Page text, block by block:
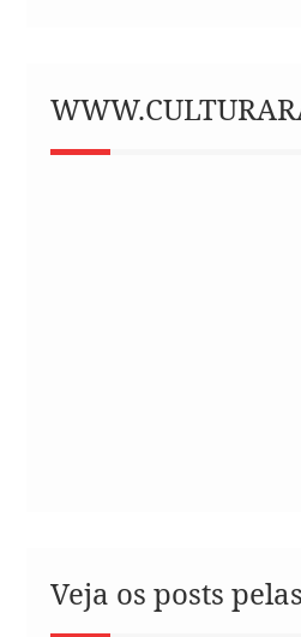
Veja os posts